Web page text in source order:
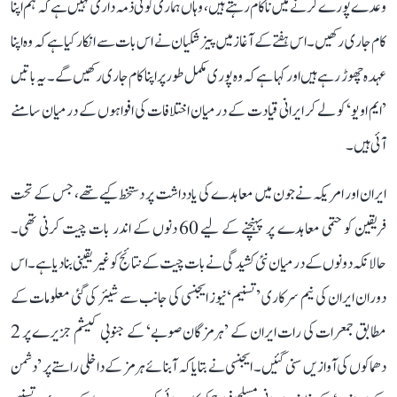
وعدے پورے کرنے میں ناکام رہتے ہیں، وہاں ہماری کوئی ذمہ داری نہیں ہے کہ ہم اپنا
کام جاری رکھیں۔ اس ہفتے کے آغاز میں پیزشکیان نے اس بات سے انکار کیا ہے کہ وہ اپنا
عہدہ چھوڑ رہے ہیں اور کہا ہے کہ وہ پوری مکمل طور پر اپنا کام جاری رکھیں گے۔ یہ باتیں
’ایم او یو‘ کو لے کر ایرانی قیادت کے درمیان اختلافات کی افواہوں کے درمیان سامنے
آئی ہیں۔
ایران اور امریکہ نے جون میں معاہدے کی یادداشت پر دستخط کیے تھے، جس کے تحت
فریقین کو حتمی معاہدے پر پہنچنے کے لیے 60 دنوں کے اندر بات چیت کرنی تھی۔
حالانکہ دونوں کے درمیان نئی کشیدگی نے بات چیت کے نتائج کو غیر یقینی بنا دیا ہے۔ اس
دوران ایران کی نیم سرکاری ’تسنیم‘ نیوز ایجنسی کی جانب سے شیئر کی گئی معلومات کے
مطابق جمعرات کی رات ایران کے ’ہرمزگان صوبے‘ کے جنوبی کیشم جزیرے پر 2
دھماکوں کی آوازیں سنی گئیں۔ ایجنسی نے بتایا کہ آبنائے ہرمز کے داخلی راستے پر ’دشمن